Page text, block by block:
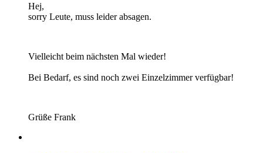
Hej,
sorry Leute, muss leider absagen.
Vielleicht beim nächsten Mal wieder!
Bei Bedarf, es sind noch zwei Einzelzimmer verfügbar!
Grüße Frank